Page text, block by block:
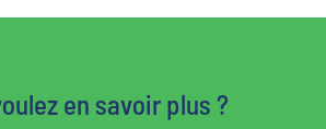
en savoir plus ?